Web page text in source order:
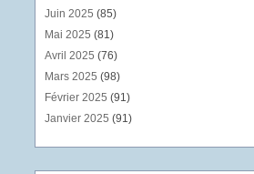
Juin 2025 (85)
Mai 2025 (81)
Avril 2025 (76)
Mars 2025 (98)
Février 2025 (91)
Janvier 2025 (91)